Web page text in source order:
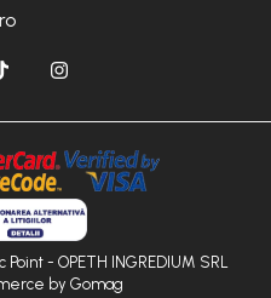
- OPETH INGREDIUM SRL
by Gomag